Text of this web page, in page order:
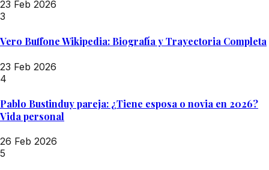
23 Feb 2026
3
Vero Buffone Wikipedia: Biografía y Trayectoria Completa
23 Feb 2026
4
Pablo Bustinduy pareja: ¿Tiene esposa o novia en 2026?
Vida personal
26 Feb 2026
5